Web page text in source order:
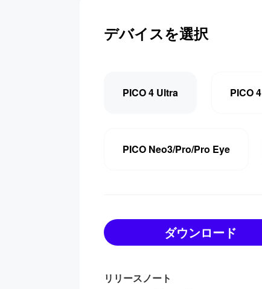
デバイスを選択
PICO 4 Ultra PICO 4
PICO Neo3/Pro/Pro Eye
ダウンロード
リリースノート